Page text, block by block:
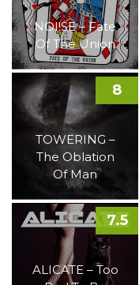
NOI!SE – Fate
Of The Union
TOWERING –
The Oblation
Of Man
8
ALICATE – Too
7.5